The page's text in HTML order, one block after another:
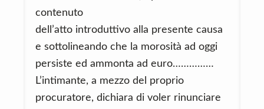
contenuto
dell’atto introduttivo alla presente causa
e sottolineando che la morosità ad oggi
persiste ed ammonta ad euro……………
L’intimante, a mezzo del proprio
procuratore, dichiara di voler rinunciare